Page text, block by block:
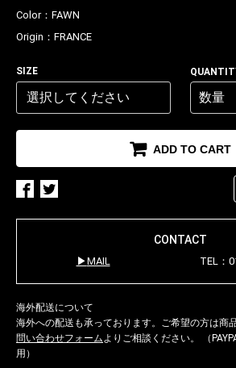
Color： FAWN
Origin： FRANCE
SIZE
数量
ADD TO CART
お買い物を続ける
CONTACT
MAIL TEL：
海外配送について
海外への配送も承っております。ご希望の方は商
問い合わせフォーム よりご相談ください。 （
用）